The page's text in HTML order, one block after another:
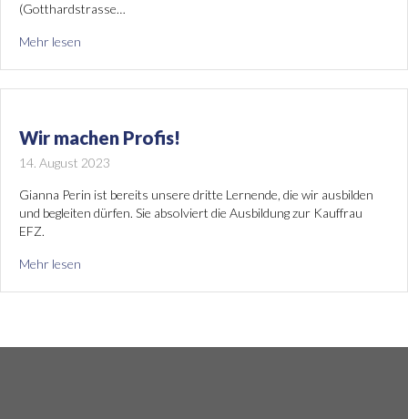
(Gotthardstrasse…
Mehr lesen
Wir machen Profis!
14. August 2023
Gianna Perin ist bereits unsere dritte Lernende, die wir ausbilden
und begleiten dürfen. Sie absolviert die Ausbildung zur Kauffrau
EFZ.
Mehr lesen